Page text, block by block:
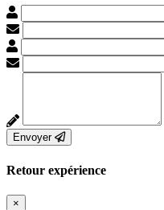
Envoyer
Retour expérience
×